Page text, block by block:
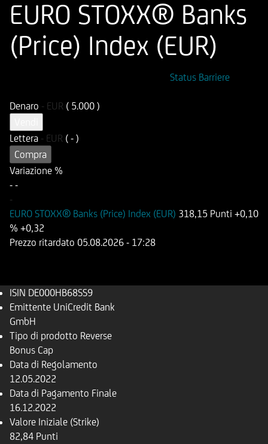
EURO STOXX® Banks
(Price) Index (EUR)
Status Barriere
Denaro - EUR ( 5.000 )
Lettera - EUR ( - )
Compra
Variazione %
- -
-
EURO STOXX® Banks (Price) Index (EUR) 318,15 Punti +0,10
% +0,32
Prezzo ritardato 05.08.2026 - 17:28
ISIN DE000HB68SS9
Emittente UniCredit Bank
GmbH
Tipo di prodotto Reverse
Bonus Cap
Data di Regolamento
12.05.2022
Data di Pagamento Finale
16.12.2022
Valore Iniziale (Strike)
82,84 Punti